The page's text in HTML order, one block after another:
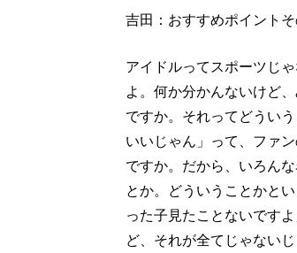
吉田：おすすめポイント
アイドルってスポーツじ
よ。何か分かんないけど
ですか。それってどうい
いいじゃん」って、ファ
ですか。だから、いろん
とか。どういうことかと
った子見たことないです
ど、それが全てじゃない